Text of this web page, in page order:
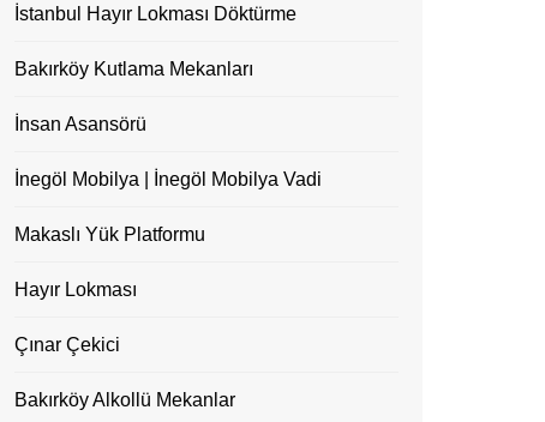
İstanbul Hayır Lokması Döktürme
Bakırköy Kutlama Mekanları
İnsan Asansörü
İnegöl Mobilya | İnegöl Mobilya Vadi
Makaslı Yük Platformu
Hayır Lokması
Çınar Çekici
Bakırköy Alkollü Mekanlar